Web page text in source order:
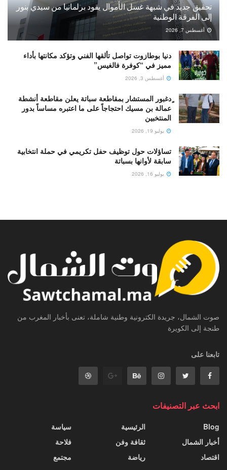
تحقيق جديد في شبهة غسل الأموال يقود برلمانيا من سيدي بنور
إلى الفرقة الوطنية
أغسطس 7, 2026
دنيا بوطازوت تواصل تألقها الفني وتؤكد مكانتها بأداء
مميز في “كوفرة فالغيس”
أغسطس 3, 2026
ٍدغبور المستشار بمقاطعة سباتة يعلن مقاطعة أنشطة
عمالة بن مسيك احتجاجاً على ما اعتبره مساساً بدور
المنتخبين
يوليو 19, 2026
تساؤلات حول توظيف حفل تكريمي في حملة انتخابية
سابقة لأوانها بسباتة
يوليو 16, 2026
صوت الشمال، جريدة الكترونية وطنية شاملة، تعنى بأخبار المغرب من
طنجة إلى الكويرة
تابعنا على
ابحث عبر التصنيفات
Blog
أخبار الشمال
اقتصاد
الرئيسية
ثقافة وفن
رياضة
سياسة
فلاحة
مجتمع